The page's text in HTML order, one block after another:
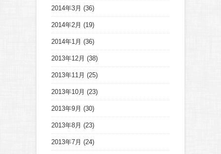
2014年3月 (36)
2014年2月 (19)
2014年1月 (36)
2013年12月 (38)
2013年11月 (25)
2013年10月 (23)
2013年9月 (30)
2013年8月 (23)
2013年7月 (24)